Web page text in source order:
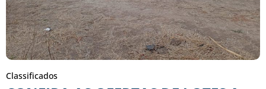
Classificados